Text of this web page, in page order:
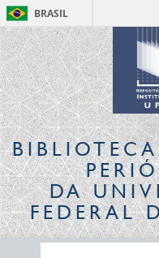
BRASIL
DA
FEDERAL